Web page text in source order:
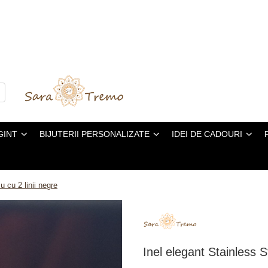
BIJUTERII PERSONALIZATE IDEI DE CADOURI
cu 2 linii negre
Inel elegant Stainless